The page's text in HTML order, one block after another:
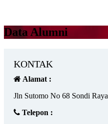
Data Alumni
KONTAK
Alamat :
Jln Sutomo No 68 Sondi Raya
Telepon :